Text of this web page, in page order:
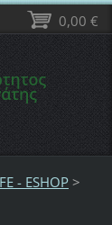
- ESHOP >
0,00 €